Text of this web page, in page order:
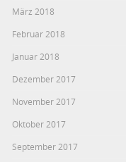
März 2018
Februar 2018
Januar 2018
Dezember 2017
November 2017
Oktober 2017
September 2017